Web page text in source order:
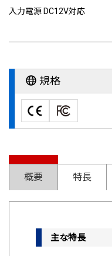
入力電源 DC12V対応
規格
概要 特長
主な特長